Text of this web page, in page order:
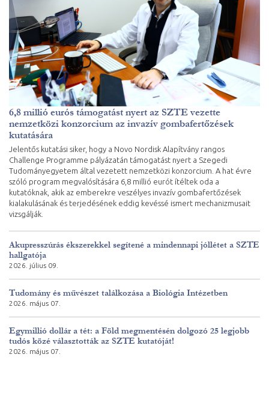
6,8 millió eurós támogatást nyert az SZTE vezette
nemzetközi konzorcium az invazív gombafertőzések
kutatására
Jelentős kutatási siker, hogy a Novo Nordisk Alapítvány rangos
Challenge Programme pályázatán támogatást nyert a Szegedi
Tudományegyetem által vezetett nemzetközi konzorcium. A hat évre
szóló program megvalósítására 6,8 millió eurót ítéltek oda a
kutatóknak, akik az emberekre veszélyes invazív gombafertőzések
kialakulásának és terjedésének eddig kevéssé ismert mechanizmusait
vizsgálják.
Akupresszúrás ékszerekkel segítené a mindennapi jóllétet a SZTE
hallgatója
2026. július 09.
Tudomány és művészet találkozása a Biológia Intézetben
2026. május 07.
Egymillió dollár a tét: a Föld megmentésén dolgozó 25 legjobb
tudós közé választották az SZTE kutatóját!
2026. május 07.